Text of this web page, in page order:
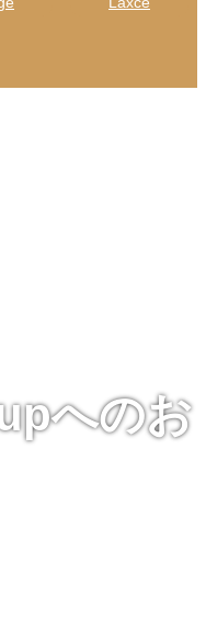
へのお